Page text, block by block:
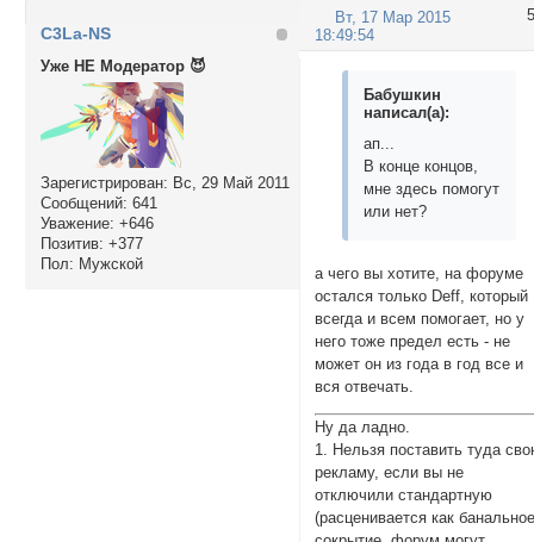
5
Вт, 17 Мар 2015
18:49:54
C3La-NS
Уже НЕ Модератор 😈
Зарегистрирован: Вс, 29 Май 2011
Сообщений: 641
Уважение: +646
Позитив: +377
Пол: Мужской
Бабушкин
написал(а):
ап...
В конце концов,
мне здесь помогут
или нет?
а чего вы хотите, на форуме
остался только Deff, который
всегда и всем помогает, но у
него тоже предел есть - не
может он из года в год все и
вся отвечать.
Ну да ладно.
1. Нельзя поставить туда
рекламу, если вы не
отключили стандартную
(расценивается как